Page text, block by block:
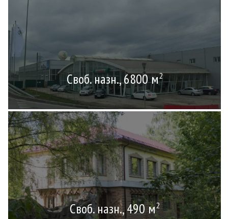
Своб. назн., 6800 м2
Своб. назн., 490 м2